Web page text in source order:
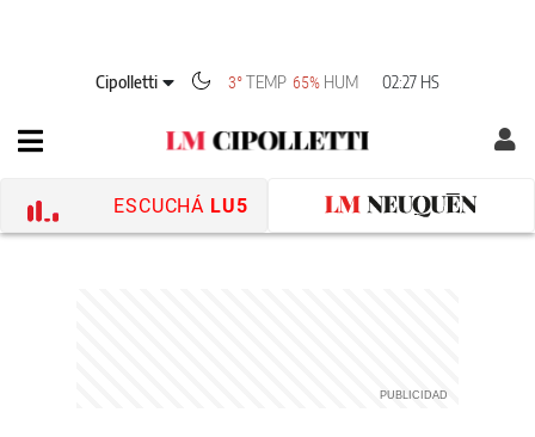
Cipolletti 3°TEMP 65% HUM 02:27 HS
ESCUCHÁ LU5